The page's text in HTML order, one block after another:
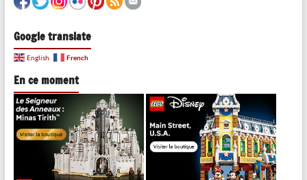
Google translate
English French
En ce moment